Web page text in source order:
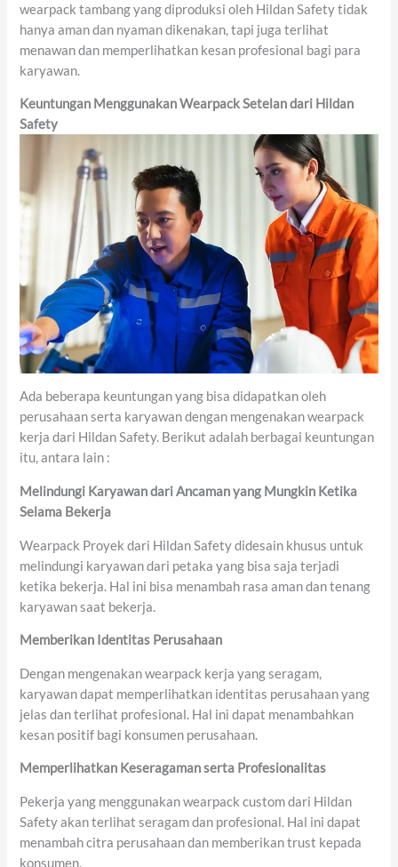
wearpack tambang yang diproduksi oleh Hildan Safety tidak
hanya aman dan nyaman dikenakan, tapi juga terlihat
menawan dan memperlihatkan kesan profesional bagi para
karyawan.
Keuntungan Menggunakan Wearpack Setelan dari Hildan
Safety
Ada beberapa keuntungan yang bisa didapatkan oleh
perusahaan serta karyawan dengan mengenakan wearpack
kerja dari Hildan Safety. Berikut adalah berbagai keuntungan
itu, antara lain :
Melindungi Karyawan dari Ancaman yang Mungkin Ketika
Selama Bekerja
Wearpack Proyek dari Hildan Safety didesain khusus untuk
melindungi karyawan dari petaka yang bisa saja terjadi
ketika bekerja. Hal ini bisa menambah rasa aman dan tenang
karyawan saat bekerja.
Memberikan Identitas Perusahaan
Dengan mengenakan wearpack kerja yang seragam,
karyawan dapat memperlihatkan identitas perusahaan yang
jelas dan terlihat profesional. Hal ini dapat menambahkan
kesan positif bagi konsumen perusahaan.
Memperlihatkan Keseragamanserta Profesionalitas
Pekerja yang menggunakan wearpack custom dari Hildan
Safety akan terlihat seragam dan profesional. Hal ini dapat
menambah citra perusahaan dan memberikan trust kepada
konsumen.